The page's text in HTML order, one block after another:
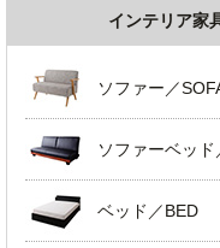
インテリア家
ソファー／
ソファーベッド
ベッド／BED